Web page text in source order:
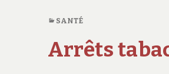
SANTÉ
Arrêts